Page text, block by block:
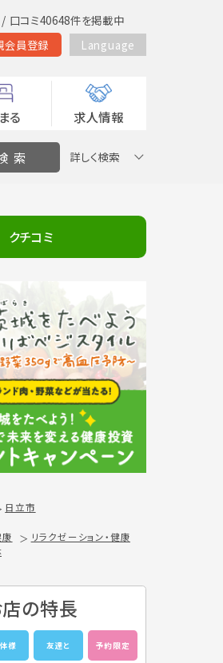
/ 口コミ40648件を掲載中
会員登録 Language
る 求人情報
詳しく検索
クチコミ
日立市
康
リラクゼーション・健康
の特長
様 友達と 予約限定